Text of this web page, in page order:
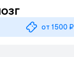
от 1500 ₽